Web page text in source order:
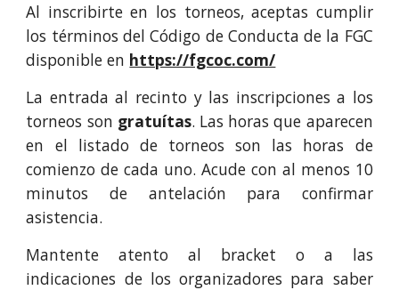
Al inscribirte en los torneos, aceptas cumplir
los términos del Código de Conducta de la FGC
disponible en https://fgcoc.com/
La entrada al recinto y las inscripciones a los
torneos son gratuítas. Las horas que aparecen
en el listado de torneos son las horas de
comienzo de cada uno. Acude con al menos 10
minutos de antelación para confirmar
asistencia.
Mantente atento al bracket o a las
indicaciones de los organizadores para saber